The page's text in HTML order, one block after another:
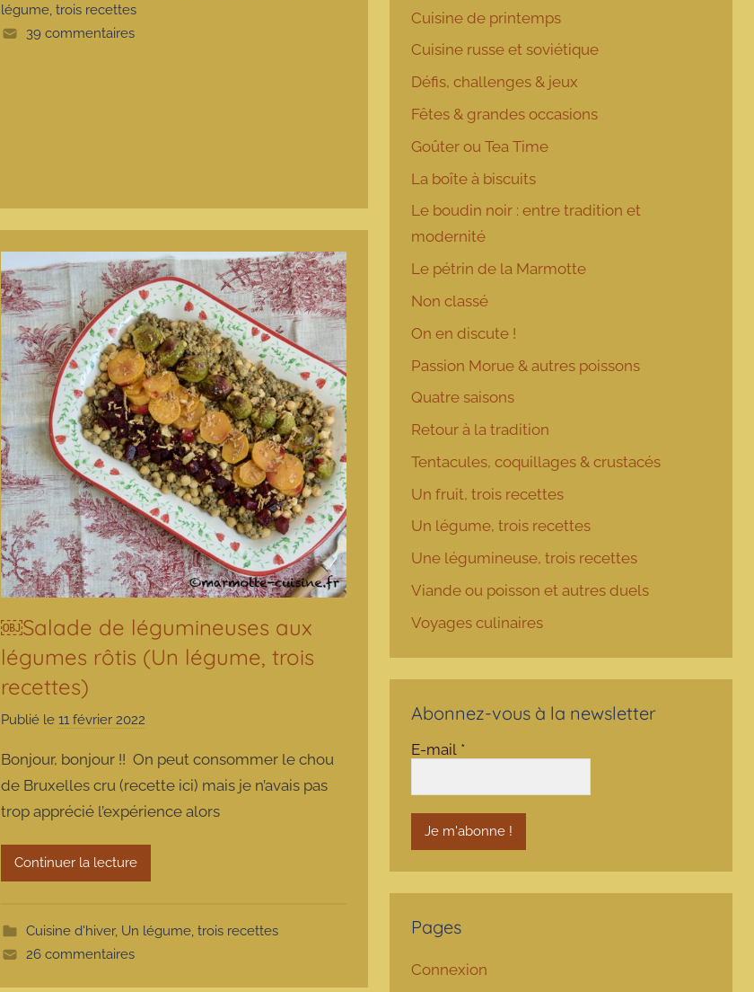
légume, trois recettes
39 commentaires
￼Salade de légumineuses aux
légumes rôtis (Un légume, trois
recettes)
Publié le11 février 2022
r
m
a
o
t
Bonjour, bonjour !! On peut consommer le chou
de Bruxelles cru (recette ici) mais je n’avais pas
trop apprécié l’expérience alors
Continuer la lecture
Cuisine d'hiver, Un légume, trois recettes
26 commentaires
Cuisine de printemps
Cuisine russe et soviétique
Défis, challenges & jeux
Fêtes & grandes occasions
Goûter ou Tea Time
La boîte à biscuits
Le boudin noir : entre tradition et
modernité
Le pétrin de la Marmotte
Non classé
On en discute !
Passion Morue & autres poissons
Quatre saisons
Retour à la tradition
Tentacules, coquillages & crustacés
Un fruit, trois recettes
Un légume, trois recettes
Une légumineuse, trois recettes
Viande ou poisson et autres duels
Voyages culinaires
Abonnez-vous à la newsletter
E-mail *
Pages
Connexion